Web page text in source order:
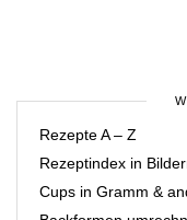
Rezepte A – Z
Rezeptindex in
Cups in Gramm &